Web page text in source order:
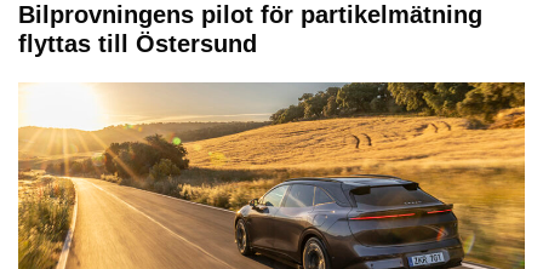
Bilprovningens pilot för partikelmätning
flyttas till Östersund